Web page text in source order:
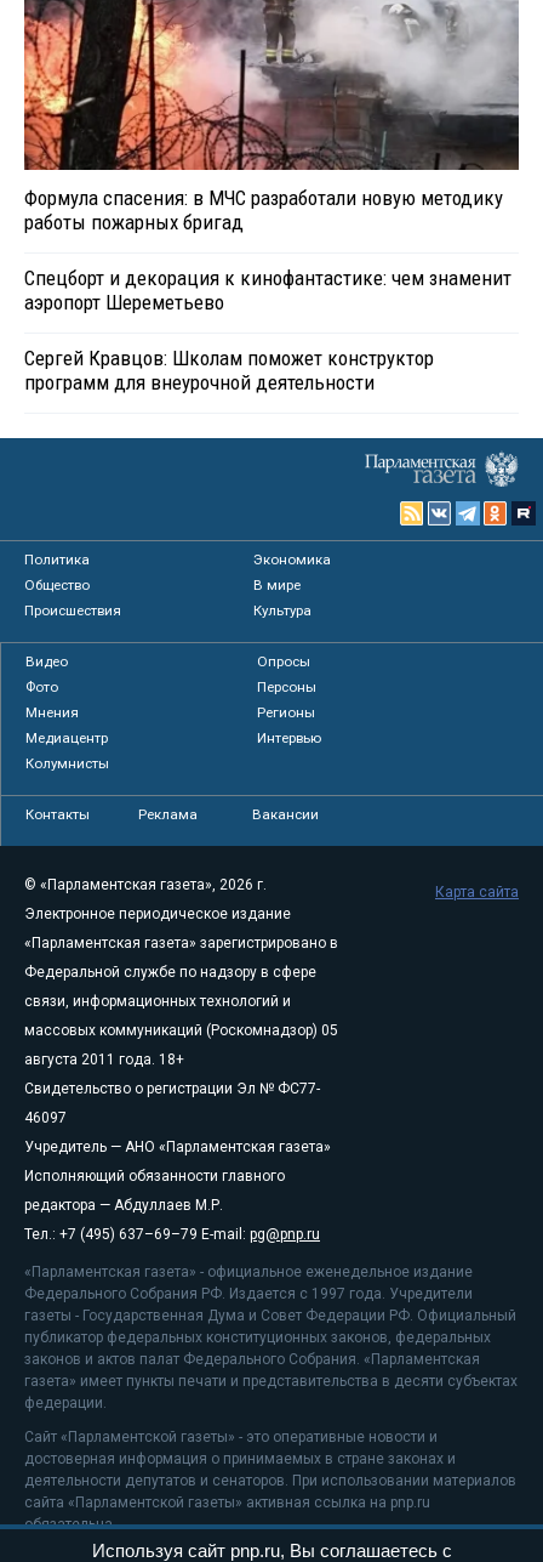
Формула спасения: в МЧС разработали новую методику
работы пожарных бригад
Спецборт и декорация к кинофантастике: чем знаменит
аэропорт Шереметьево
Сергей Кравцов: Школам поможет конструктор
программ для внеурочной деятельности
Политика
Экономика
Общество
В мире
Происшествия
Культура
Видео
Опросы
Фото
Персоны
Мнения
Регионы
Медиацентр
Интервью
Колумнисты
Контакты Реклама Вакансии
© «Парламентская газета», 2026 г.
Электронное периодическое издание
«Парламентская газета» зарегистрировано в
Федеральной службе по надзору в сфере
связи, информационных технологий и
массовых коммуникаций (Роскомнадзор) 05
августа 2011 года. 18+
Свидетельство о регистрации Эл № ФС77-
46097
Учредитель — АНО «Парламентская газета»
Исполняющий обязанности главного
редактора — Абдуллаев М.Р.
Тел.: +7 (495) 637–69–79 E-mail: pg@pnp.ru
«Парламентская газета» - официальное еженедельное издание
Федерального Собрания РФ. Издается с 1997 года. Учредители
газеты - Государственная Дума и Совет Федерации РФ. Официальный
публикатор федеральных конституционных законов, федеральных
законов и актов палат Федерального Собрания. «Парламентская
газета» имеет пункты печати и представительства в десяти субъектах
федерации.
Сайт «Парламентской газеты» - это оперативные новости и
достоверная информация о принимаемых в стране законах и
деятельности депутатов и сенаторов. При использовании материалов
сайта «Парламентской газеты» активная ссылка на pnp.ru
обязательна.
На информационном ресурсе применяютсярекомендательные
Карта сайта
Используя сайт pnp.ru, Вы соглашаетесь с